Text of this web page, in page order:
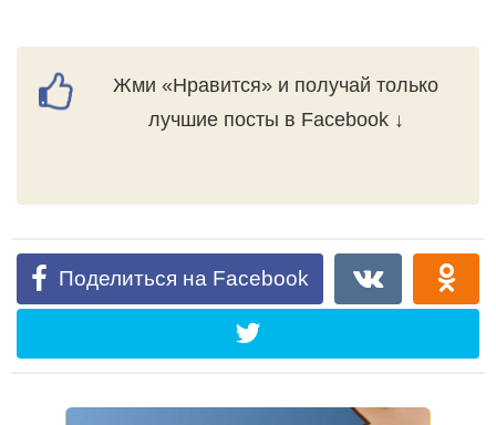
Жми «Нравится» и получай только
лучшие посты в Facebook ↓
Поделиться на Facebook